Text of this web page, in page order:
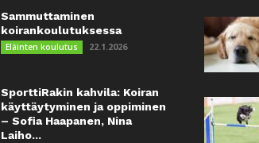
Sammuttaminen
koirankoulutuksessa
Eläinten koulutus 22.1.2026
SporttiRakin kahvila: Koiran
käyttäytyminen ja oppiminen
– Sofia Haapanen, Nina
Laiho...